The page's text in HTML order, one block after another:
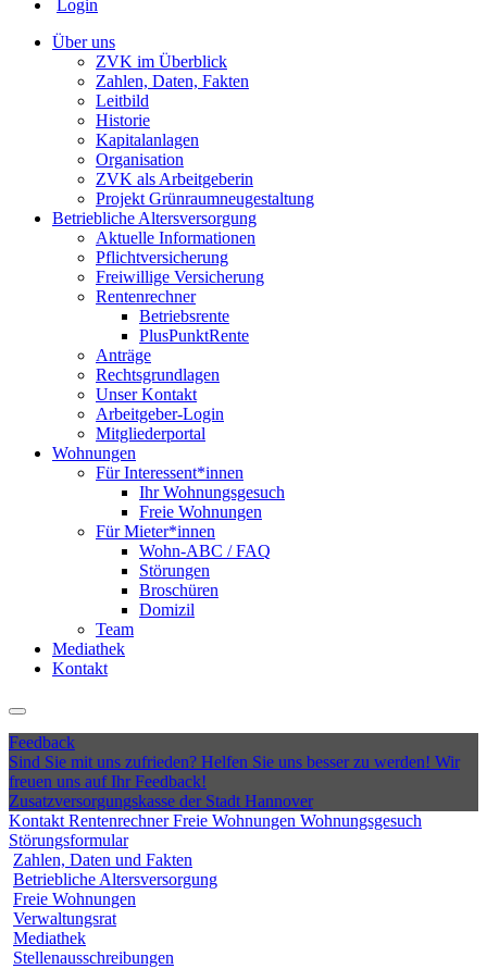
Login
Über uns
ZVK im Überblick
Zahlen, Daten, Fakten
Leitbild
Historie
Kapitalanlagen
Organisation
ZVK als Arbeitgeberin
Projekt Grünraumneugestaltung
Betriebliche Altersversorgung
Aktuelle Informationen
Pflichtversicherung
Freiwillige Versicherung
Rentenrechner
Betriebsrente
PlusPunktRente
Anträge
Rechtsgrundlagen
Unser Kontakt
Arbeitgeber-Login
Mitgliederportal
Wohnungen
Für Interessent*innen
Ihr Wohnungsgesuch
Freie Wohnungen
Für Mieter*innen
Wohn-ABC / FAQ
Störungen
Broschüren
Domizil
Team
Mediathek
Kontakt
Feedback
Sind Sie mit uns zufrieden? Helfen Sie uns besser zu werden! Wir
freuen uns auf Ihr Feedback!
Zusatzversorgungskasse der Stadt Hannover
Kontakt Rentenrechner Freie Wohnungen Wohnungsgesuch
Störungsformular
Zahlen, Daten und Fakten
Betriebliche Altersversorgung
Freie Wohnungen
Verwaltungsrat
Mediathek
Stellenausschreibungen